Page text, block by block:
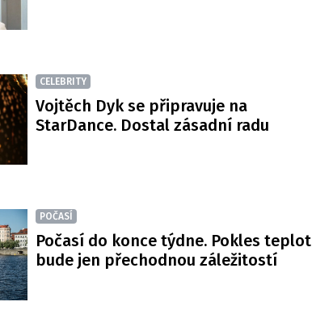
CELEBRITY
Vojtěch Dyk se připravuje na
StarDance. Dostal zásadní radu
POČASÍ
Počasí do konce týdne. Pokles teplot
bude jen přechodnou záležitostí